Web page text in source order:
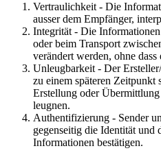
Vertraulichkeit - Die
ausser dem Empfänger,
Integrität - Die
oder beim Transport
verändert werden, ohne
Unleugbarkeit - Der
zu einem späteren Zeitpunkt
Erstellung oder
leugnen.
Authentifizierung - Sender
gegenseitig die Identität und
Informationen bestätigen.